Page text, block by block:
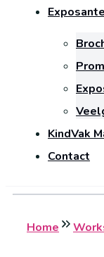
KindVak
Contact
Home